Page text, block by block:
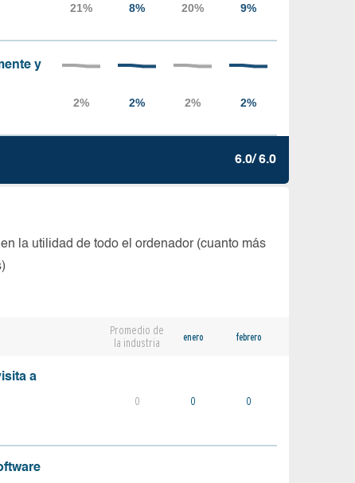
y
6.0/ 6.0
la utilidad de todo el ordenador (cuanto más
Promedio de
la industria
enero febrero
a
0 0 0